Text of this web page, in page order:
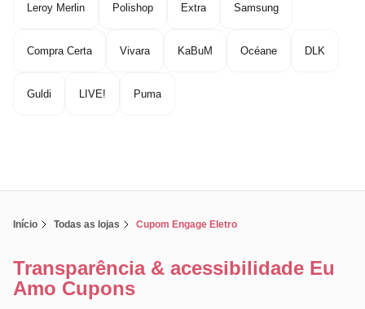
Leroy Merlin Polishop Extra Samsung
Compra Certa Vivara KaBuM Océane DLK
Guldi LIVE! Puma
Início Todas as lojas Cupom Engage Eletro
Transparência & acessibilidade Eu
Amo Cupons